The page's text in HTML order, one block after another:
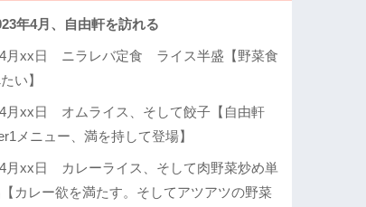
年4月、自由軒を訪れる
4月xx日 ニラレバ定食 ライス半盛【野菜食
い】
4月xx日 オムライス、そして餃子【自由軒
メニュー、満を持して登場】
4月xx日 カレーライス、そして肉野菜炒め単
カレー欲を満たす。そしてアツアツの野菜